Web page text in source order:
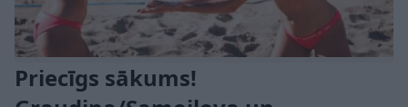
Priecīgs sākums!